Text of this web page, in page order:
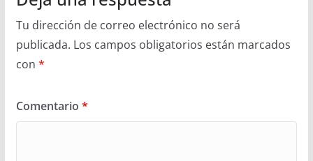
Tu dirección de correo electrónico no será
publicada. Los campos obligatorios están marcados
con *
Comentario *